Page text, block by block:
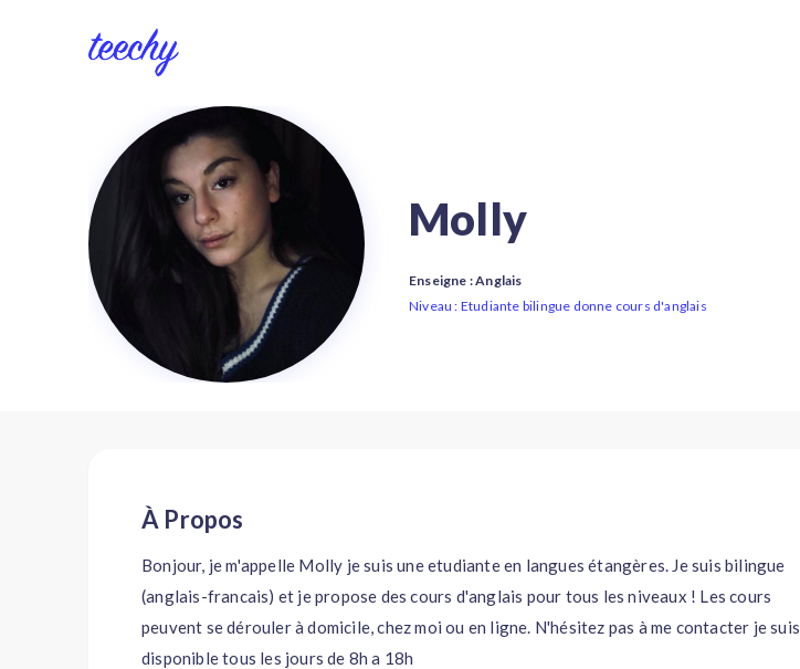
Molly
Enseigne : Anglais
Niveau : Etudiante bilingue donne cours d'anglais
À Propos
Bonjour, je m'appelle Molly je suis une etudiante en langues étangères. Je suis bilingue
(anglais-francais) et je propose des cours d'anglais pour tous les niveaux ! Les cours
peuvent se dérouler à domicile, chez moi ou en ligne. N'hésitez pas à me contacter je suis
disponible tous les jours de 8h a 18h